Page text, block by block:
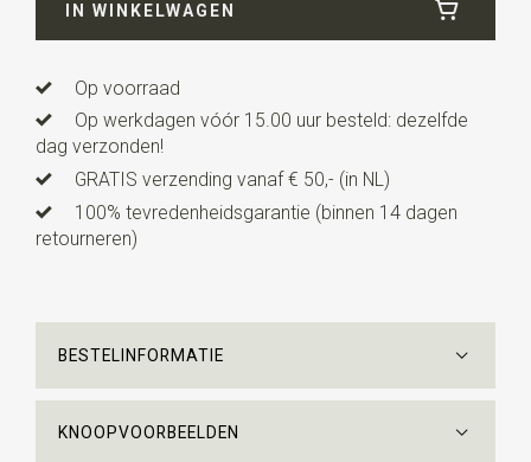
Lengteca. 153 cm
IN WINKELWAGEN
Op voorraad
Op werkdagen vóór 15.00 uur besteld: dezelfde
dag verzonden!
GRATIS verzending vanaf € 50,- (in NL)
100% tevredenheidsgarantie (binnen 14 dagen
retourneren)
BESTELINFORMATIE
KNOOPVOORBEELDEN